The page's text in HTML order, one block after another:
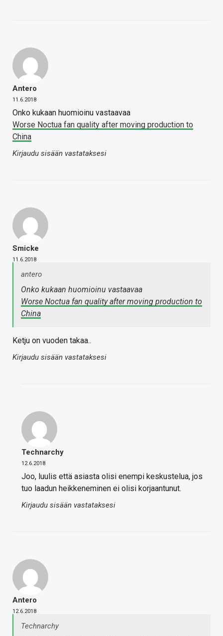
Antero
11.6.2018
Onko kukaan huomioinu vastaavaa
Worse Noctua fan quality after moving production to
China
Kirjaudu sisään vastataksesi
Smicke
11.6.2018
antero
Onko kukaan huomioinu vastaavaa
Worse Noctua fan quality after moving production to
China
Ketju on vuoden takaa..
Kirjaudu sisään vastataksesi
Technarchy
12.6.2018
Joo, luulis että asiasta olisi enempi keskustelua, jos
tuo laadun heikkeneminen ei olisi korjaantunut.
Kirjaudu sisään vastataksesi
Antero
12.6.2018
Technarchy